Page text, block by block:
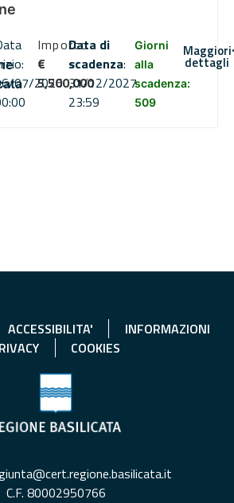
07/2026
Importo
€
5,500,000
Data di
scadenza:
31/12/2027
23:59
Giorni
alla
scadenza:
509
Maggiori
dettagli
ACCESSIBILITA'
INFORMAZIONI
COOKIES
C.F. 80002950766